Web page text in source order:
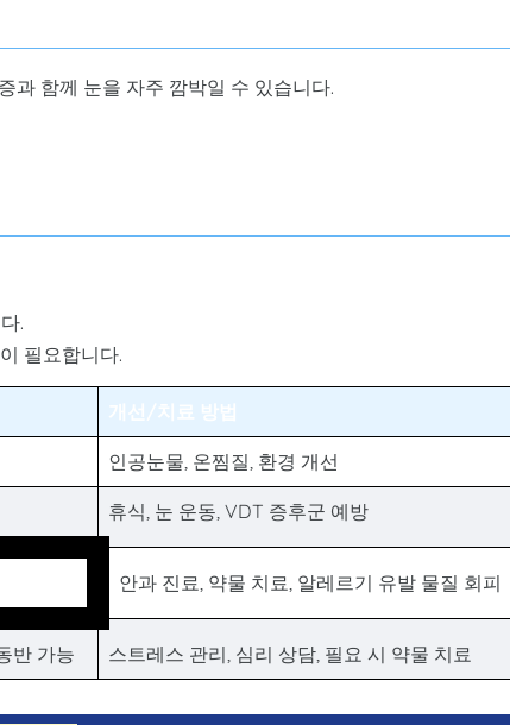
과 함께 눈을 자주 깜박일 수 있습니다.
.
필요합니다.
개선/치료 방법
인공눈물, 온찜질, 환경 개선
휴식, 눈 운동, VDT 증후군 예방
안과 진료, 약물 치료, 알레르기 유발 물질 회피
반 가능 스트레스 관리, 심리 상담, 필요 시 약물 치료